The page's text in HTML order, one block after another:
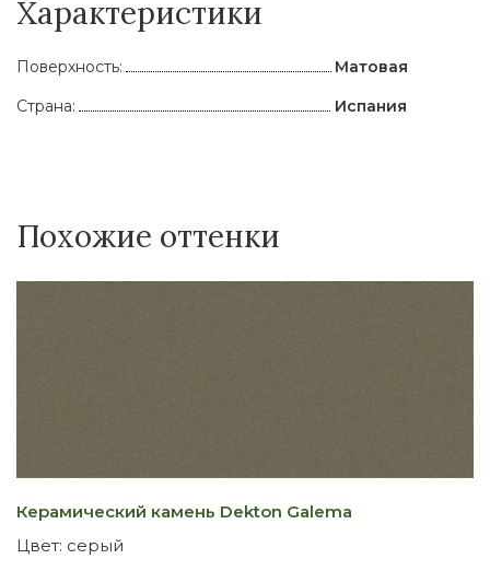
Характеристики
Поверхность:
Матовая
Страна:
Испания
Похожие оттенки
Керамический камень Dekton Galema
Цвет: серый